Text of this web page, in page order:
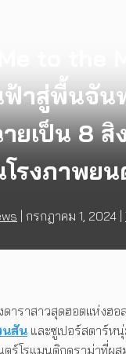
ฟ้าสู่พื้นจัน
ายเป็น 8
โรงภาพยน
| กรกฎาคม 1, 2024 |
าราสาวสุดฮอตแห่งฮอ
นสัน และซูเปอร์สตาร์ห
ร์โรแมนติกดราม่าที่ผส